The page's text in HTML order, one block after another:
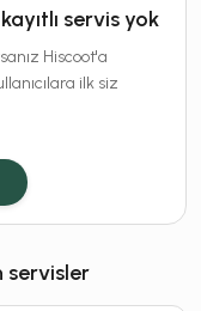
servis yok
Hiscoot'a
ilk siz
servisler